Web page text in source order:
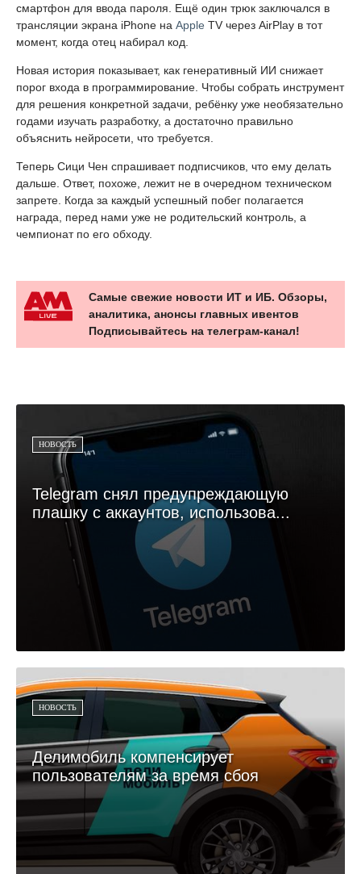
смартфон для ввода пароля. Ещё один трюк заключался в
трансляции экрана iPhone на Apple TV через AirPlay в тот
момент, когда отец набирал код.
Новая история показывает, как генеративный ИИ снижает
порог входа в программирование. Чтобы собрать инструмент
для решения конкретной задачи, ребёнку уже необязательно
годами изучать разработку, а достаточно правильно
объяснить нейросети, что требуется.
Теперь Сици Чен спрашивает подписчиков, что ему делать
дальше. Ответ, похоже, лежит не в очередном техническом
запрете. Когда за каждый успешный побег полагается
награда, перед нами уже не родительский контроль, а
чемпионат по его обходу.
Самые свежие новости ИТ и ИБ. Обзоры,
аналитика, анонсы главных ивентов
Подписывайтесь на телеграм-канал!
НОВОСТЬ
Telegram снял предупреждающую
плашку с аккаунтов, использова...
НОВОСТЬ
Делимобиль компенсирует
пользователям за время сбоя